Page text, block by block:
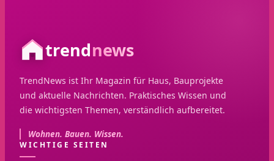
trendnews
TrendNews ist Ihr Magazin für Haus, Bauprojekte
und aktuelle Nachrichten. Praktisches Wissen und
die wichtigsten Themen, verständlich aufbereitet.
Wohnen. Bauen. Wissen.
WICHTIGE SEITEN